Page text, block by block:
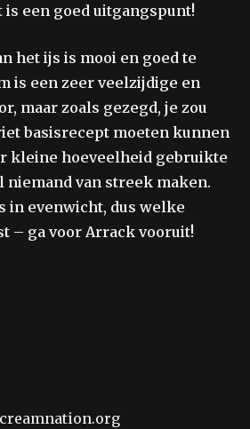
is een goed uitgangspunt!
het ijs is mooi en goed te
is een zeer veelzijdige en
maar zoals gezegd, je zou
basisrecept moeten kunnen
kleine hoeveelheid gebruikte
niemand van streek maken.
in evenwicht, dus welke
– ga voor Arrack vooruit!